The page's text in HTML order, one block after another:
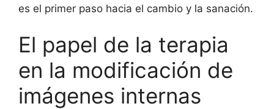
es el primer paso hacia el cambio y la sanación.
El papel de la terapia
en la modificación de
imágenes internas